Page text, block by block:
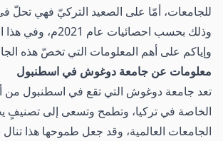
وذلك بحسب احصائيات
وإياكم على أهم المعلومات التي تخصّ هذه
معلومات عن جامعة دوغوش في اسطنبول
تعد جامعة دوغوش التي تقع في اسطنبول من
الخاصة في تركيا، وتطمح وتسعى إلى تصنيفٍ
الجامعات العالمية، وقد جعل طموحها هذا